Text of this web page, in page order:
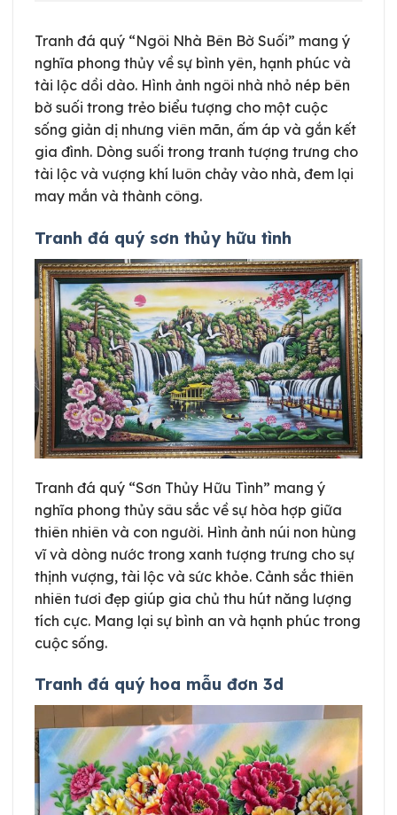
Tranh đá quý “Ngôi Nhà Bên Bờ Suối” mang ý
nghĩa phong thủy về sự bình yên, hạnh phúc và
tài lộc dồi dào. Hình ảnh ngôi nhà nhỏ nép bên
bờ suối trong trẻo biểu tượng cho một cuộc
sống giản dị nhưng viên mãn, ấm áp và gắn kết
gia đình. Dòng suối trong tranh tượng trưng cho
tài lộc và vượng khí luôn chảy vào nhà, đem lại
may mắn và thành công.
Tranh đá quý sơn thủy hữu tình
Tranh đá quý “Sơn Thủy Hữu Tình” mang ý
nghĩa phong thủy sâu sắc về sự hòa hợp giữa
thiên nhiên và con người. Hình ảnh núi non hùng
vĩ và dòng nước trong xanh tượng trưng cho sự
thịnh vượng, tài lộc và sức khỏe. Cảnh sắc thiên
nhiên tươi đẹp giúp gia chủ thu hút năng lượng
tích cực. Mang lại sự bình an và hạnh phúc trong
cuộc sống.
Tranh đá quý hoa mẫu đơn 3d